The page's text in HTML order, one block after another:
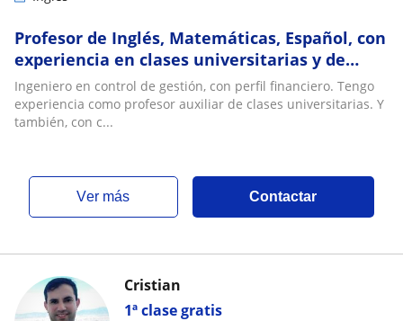
Profesor de Inglés, Matemáticas, Español, con
experiencia en clases universitarias y de
colegios
Ingeniero en control de gestión, con perfil financiero. Tengo
experiencia como profesor auxiliar de clases universitarias. Y
también, con c...
ver más Contactar
1ª clase gratis
Cristian